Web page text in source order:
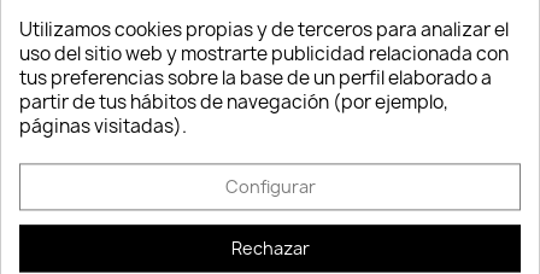
susceptible a enfermedades y a ataques de
insectos.
Ecología y bajo mantenimiento
Kikuyu produce un tapiz vegetal de calidad y muy
denso .Esta especie de climas cálidos produce un
césped de crecimiento muy vigoroso, que es
capaz de soportar un pisoteo intenso sin perder
Utilizamos cookies propias y de terceros para analizar el
uso del sitio web y mostrarte publicidad relacionada con
tus preferencias sobre la base de un perfil elaborado a
partir de tus hábitos de navegación (por ejemplo,
páginas visitadas).
Configurar
Rechazar
Consentimiento de cookies